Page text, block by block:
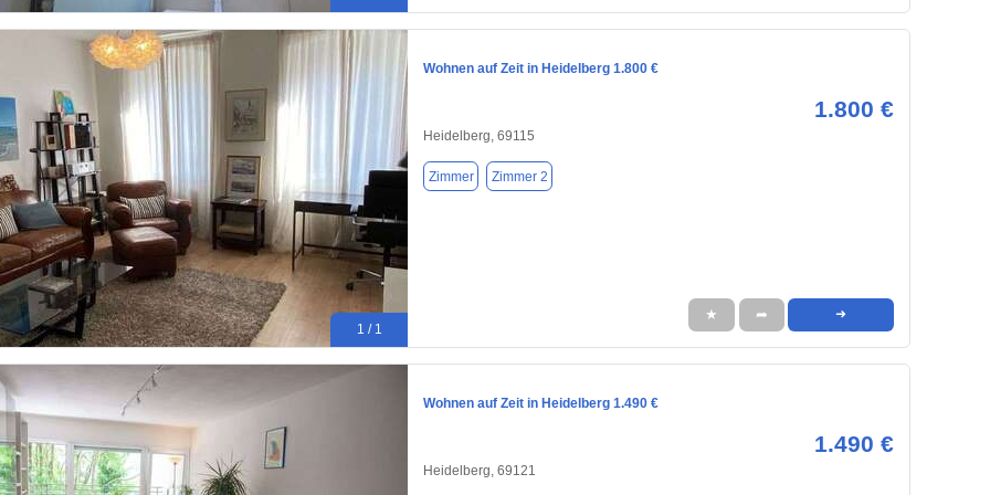
1 / 1
Wohnen auf Zeit in Heidelberg 1.800 €
1.800 €
Heidelberg, 69115
Zimmer Zimmer 2
★ ➦ ➜
Wohnen auf Zeit in Heidelberg 1.490 €
1.490 €
Heidelberg, 69121